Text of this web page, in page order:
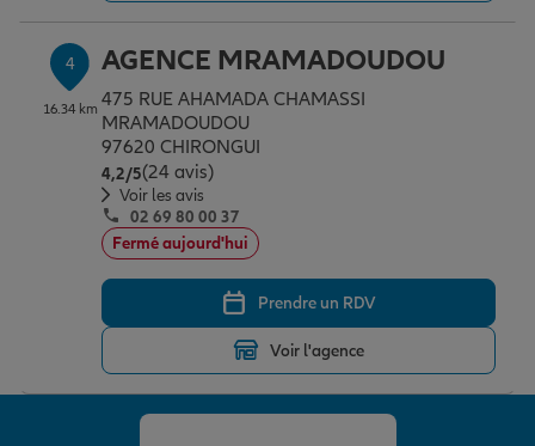
Tous nos devis d'assurance
4
16.34 km
AGENCE MRAMADOUDOU
475 RUE AHAMADA CHAMASSI
MRAMADOUDOU
97620 CHIRONGUI
4,2/5Note de 4.2 sur 5
(24 avis)
Voir les avis
02 69 80 00 37
Fermé aujourd'hui
Prendre un RDV
Voir l'agence